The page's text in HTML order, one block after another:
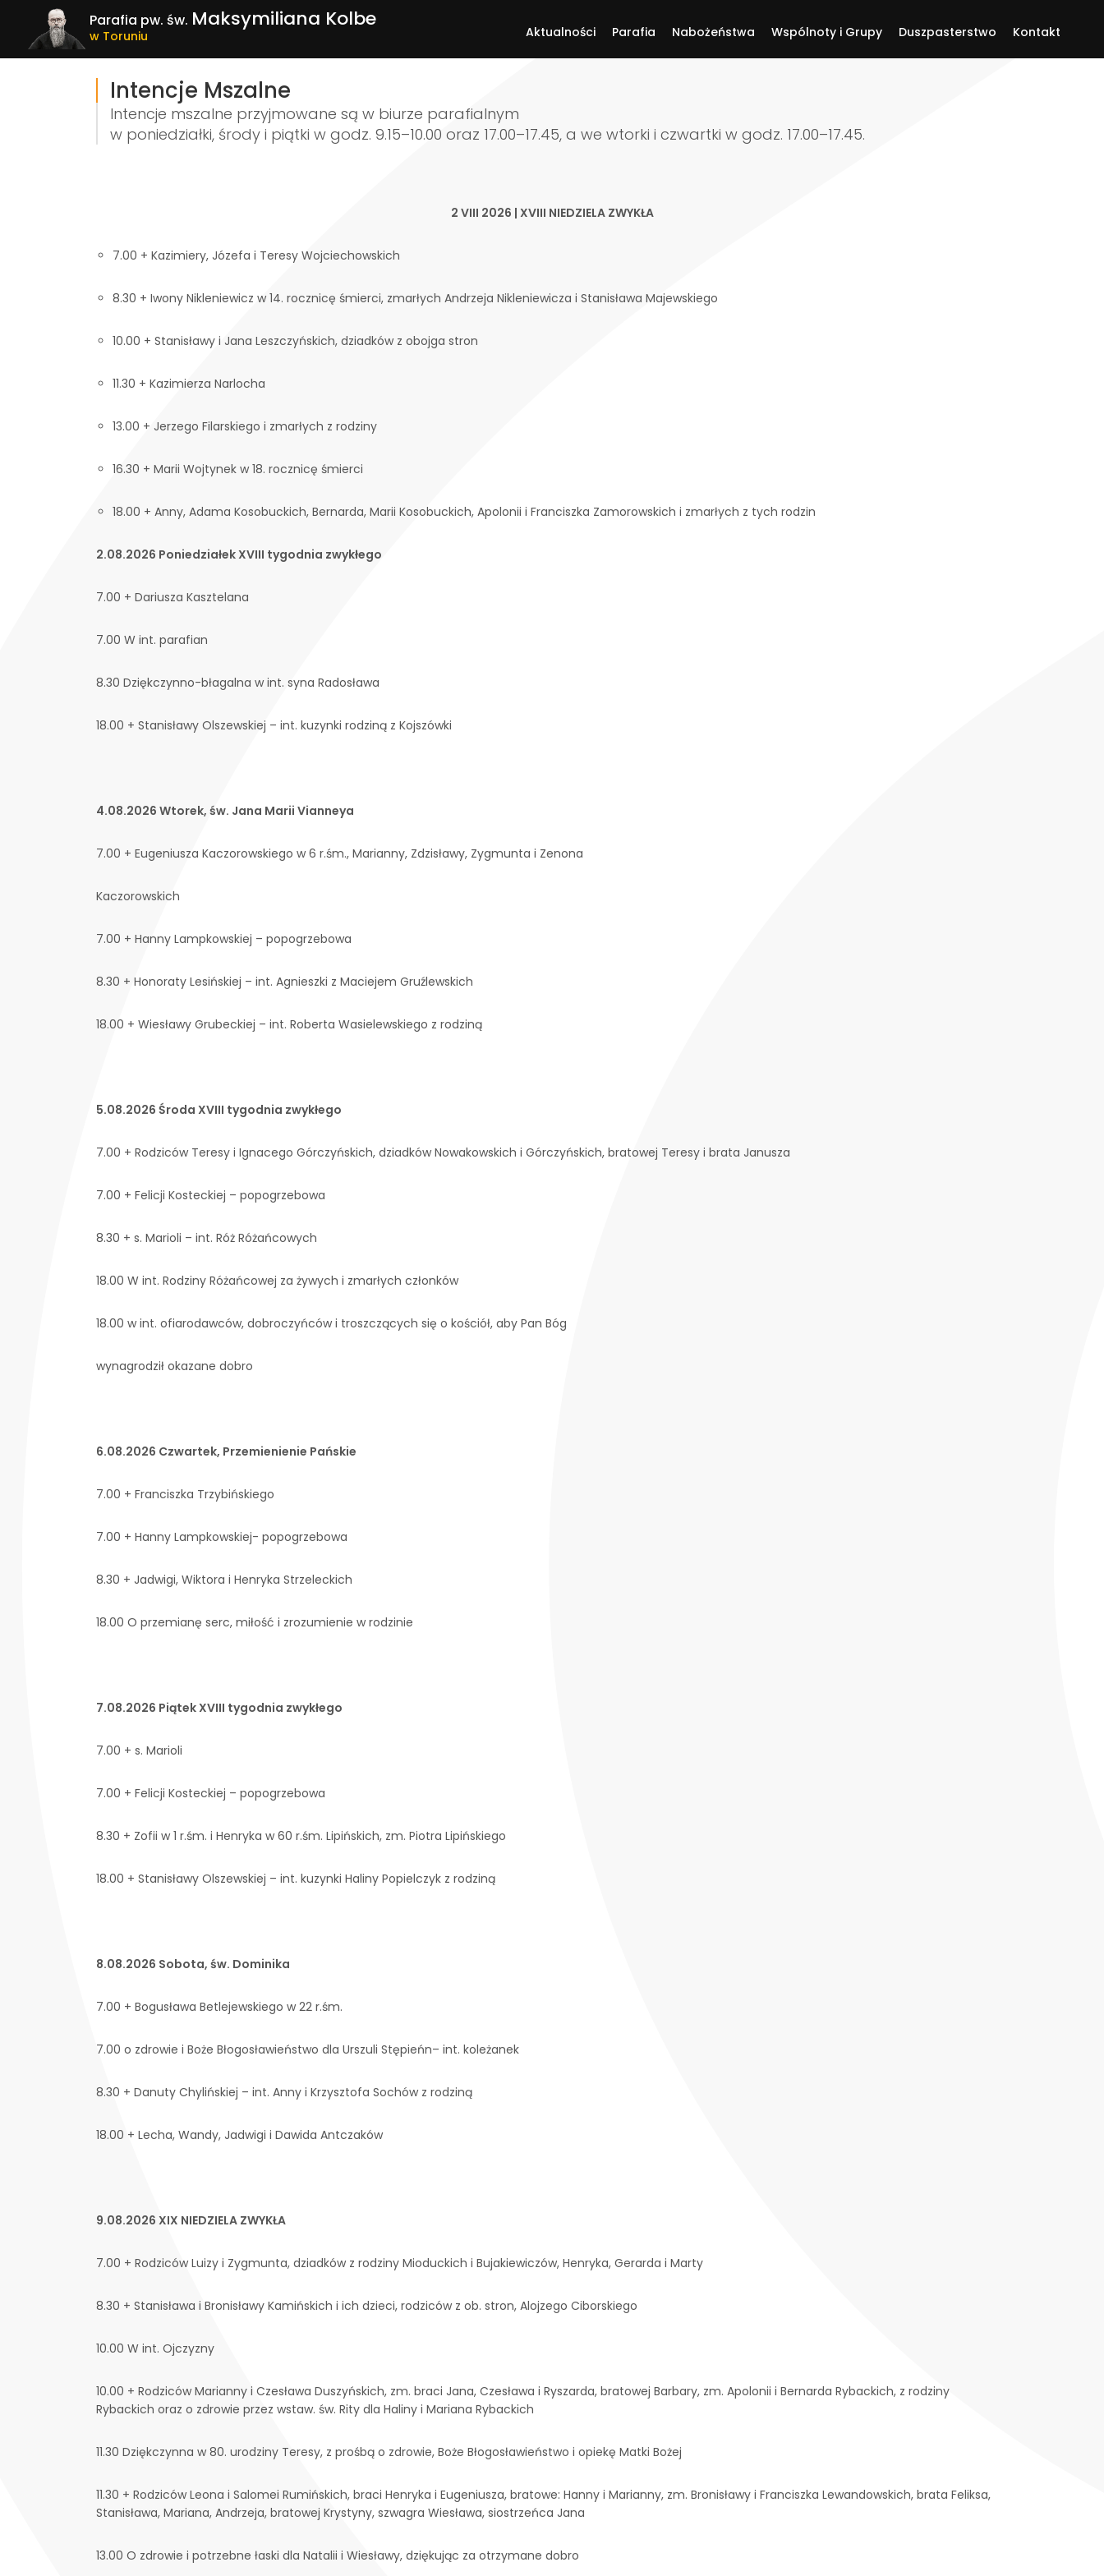
Intencje Mszalne
Intencje mszalne przyjmowane są w biurze parafialnym
w poniedziałki, środy i piątki w godz. 9.15–10.00 oraz 17.00–17.45, a we wtorki i czwartki w godz. 17.00–17.45.
2 VIII 2026 | XVIII NIEDZIELA ZWYKŁA
7.00 + Kazimiery, Józefa i Teresy Wojciechowskich
8.30 + Iwony Nikleniewicz w 14. rocznicę śmierci, zmarłych Andrzeja Nikleniewicza i Stanisława Majewskiego
10.00 + Stanisławy i Jana Leszczyńskich, dziadków z obojga stron
11.30 + Kazimierza Narlocha
13.00 + Jerzego Filarskiego i zmarłych z rodziny
16.30 + Marii Wojtynek w 18. rocznicę śmierci
18.00 + Anny, Adama Kosobuckich, Bernarda, Marii Kosobuckich, Apolonii i Franciszka Zamorowskich i zmarłych z tych rodzin
2.08.2026 Poniedziałek XVIII tygodnia zwykłego
7.00 + Dariusza Kasztelana
7.00 W int. parafian
8.30 Dziękczynno-błagalna w int. syna Radosława
18.00 + Stanisławy Olszewskiej – int. kuzynki rodziną z Kojszówki
4.08.2026 Wtorek, św. Jana Marii Vianneya
7.00 + Eugeniusza Kaczorowskiego w 6 r.śm., Marianny, Zdzisławy, Zygmunta i Zenona
Kaczorowskich
7.00 + Hanny Lampkowskiej – popogrzebowa
8.30 + Honoraty Lesińskiej – int. Agnieszki z Maciejem Gruźlewskich
18.00 + Wiesławy Grubeckiej – int. Roberta Wasielewskiego z rodziną
5.08.2026 Środa XVIII tygodnia zwykłego
7.00 + Rodziców Teresy i Ignacego Górczyńskich, dziadków Nowakowskich i Górczyńskich, bratowej Teresy i brata Janusza
7.00 + Felicji Kosteckiej – popogrzebowa
8.30 + s. Marioli – int. Róż Różańcowych
18.00 W int. Rodziny Różańcowej za żywych i zmarłych członków
18.00 w int. ofiarodawców, dobroczyńców i troszczących się o kościół, aby Pan Bóg
wynagrodził okazane dobro
6.08.2026 Czwartek, Przemienienie Pańskie
7.00 + Franciszka Trzybińskiego
7.00 + Hanny Lampkowskiej- popogrzebowa
8.30 + Jadwigi, Wiktora i Henryka Strzeleckich
18.00 O przemianę serc, miłość i zrozumienie w rodzinie
7.08.2026 Piątek XVIII tygodnia zwykłego
7.00 + s. Marioli
7.00 + Felicji Kosteckiej – popogrzebowa
8.30 + Zofii w 1 r.śm. i Henryka w 60 r.śm. Lipińskich, zm. Piotra Lipińskiego
18.00 + Stanisławy Olszewskiej – int. kuzynki Haliny Popielczyk z rodziną
8.08.2026 Sobota, św. Dominika
7.00 + Bogusława Betlejewskiego w 22 r.śm.
7.00 o zdrowie i Boże Błogosławieństwo dla Urszuli Stępieńn– int. koleżanek
8.30 + Danuty Chylińskiej – int. Anny i Krzysztofa Sochów z rodziną
18.00 + Lecha, Wandy, Jadwigi i Dawida Antczaków
9.08.2026 XIX NIEDZIELA ZWYKŁA
7.00 + Rodziców Luizy i Zygmunta, dziadków z rodziny Mioduckich i Bujakiewiczów, Henryka, Gerarda i Marty
8.30 + Stanisława i Bronisławy Kamińskich i ich dzieci, rodziców z ob. stron, Alojzego Ciborskiego
10.00 W int. Ojczyzny
10.00 + Rodziców Marianny i Czesława Duszyńskich, zm. braci Jana, Czesława i Ryszarda, bratowej Barbary, zm. Apolonii i Bernarda Rybackich, z rodziny
Rybackich oraz o zdrowie przez wstaw. św. Rity dla Haliny i Mariana Rybackich
11.30 Dziękczynna w 80. urodziny Teresy, z prośbą o zdrowie, Boże Błogosławieństwo i opiekę Matki Bożej
11.30 + Rodziców Leona i Salomei Rumińskich, braci Henryka i Eugeniusza, bratowe: Hanny i Marianny, zm. Bronisławy i Franciszka Lewandowskich, brata Feliksa,
Stanisława, Mariana, Andrzeja, bratowej Krystyny, szwagra Wiesława, siostrzeńca Jana
13.00 O zdrowie i potrzebne łaski dla Natalii i Wiesławy, dziękując za otrzymane dobro
Parafia pw. św. Maksymiliana Kolbe
w Toruniu Aktualności Parafia Nabożeństwa Wspólnoty i Grupy Duszpasterstwo Kontakt